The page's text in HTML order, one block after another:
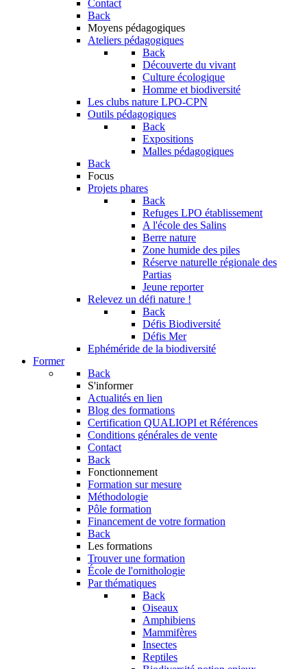
Contact
Back
Moyens pédagogiques
Ateliers pédagogiques
Back
Découverte du vivant
Culture écologique
Homme et biodiversité
Les clubs nature LPO-CPN
Outils pédagogiques
Back
Expositions
Malles pédagogiques
Back
Focus
Projets phares
Back
Refuges LPO établissement
A l'école des Salins
Berre nature
Zone humide des piles
Réserve naturelle régionale des
Partias
Jeune reporter
Relevez un défi nature !
Back
Défis Biodiversité
Défis Mer
Ephéméride de la biodiversité
Former
Back
S'informer
Actualités en lien
Blog des formations
Certification QUALIOPI et Références
Conditions générales de vente
Contact
Back
Fonctionnement
Formation sur mesure
Méthodologie
Pôle formation
Financement de votre formation
Back
Les formations
Trouver une formation
École de l'ornithologie
Par thématiques
Back
Oiseaux
Amphibiens
Mammifères
Insectes
Reptiles